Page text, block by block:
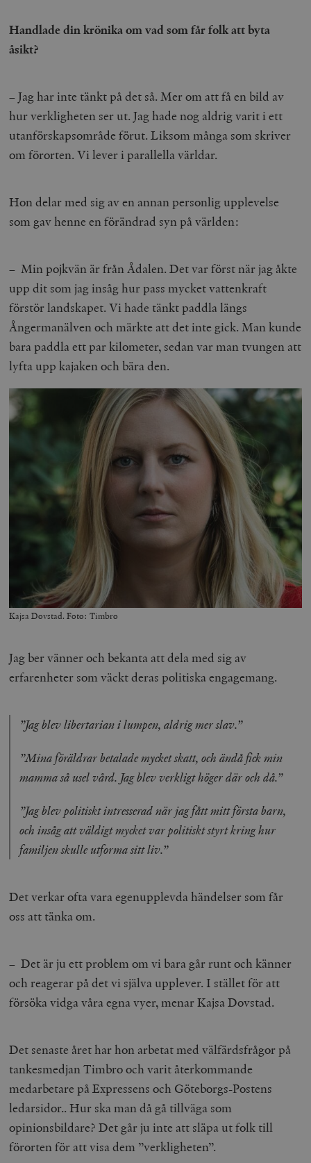
Handlade din krönika om vad som får folk att byta
åsikt?
–Jag har inte tänkt på det så. Mer om att få en bild av
hur verkligheten ser ut. Jag hade nog aldrig varit i ett
utanförskapsområde förut. Liksom många som skriver
om förorten. Vi lever i parallella världar.
Hon delar med sig av en annan personlig upplevelse
som gav henne en förändrad syn på världen:
– Min pojkvän är från Ådalen. Det var först när jag åkte
upp dit som jag insåg hur pass mycket vattenkraft
förstör landskapet. Vi hade tänkt paddla längs
Ångermanälven och märkte att det inte gick. Man kunde
bara paddla ett par kilometer, sedan var man tvungen att
lyfta upp kajaken och bära den.
Kajsa Dovstad. Foto: Timbro
Jag ber vänner och bekanta att dela med sig av
erfarenheter som väckt deras politiska engagemang.
”Jag blev libertarian i lumpen, aldrig mer slav.”
”Mina föräldrar betalade mycket skatt, och ändå fick min
mamma så usel vård. Jag blev verkligt höger där och då.”
”Jag blev politiskt intresserad när jag fått mitt första barn,
och insåg att väldigt mycket var politiskt styrt kring hur
familjen skulle utforma sitt liv.”
Det verkar ofta vara egenupplevda händelser som får
oss att tänka om.
– Det är ju ett problem om vi bara går runt och känner
och reagerar på det vi själva upplever. I stället för att
försöka vidga våra egna vyer, menar Kajsa Dovstad.
Det senaste året har hon arbetat med välfärdsfrågor på
tankesmedjan Timbro och varit återkommande
medarbetare på Expressens och Göteborgs-Postens
ledarsidor.. Hur ska man då gå tillväga som
opinionsbildare? Det går ju inte att släpa ut folk till
förorten för att visa dem ”verkligheten”.